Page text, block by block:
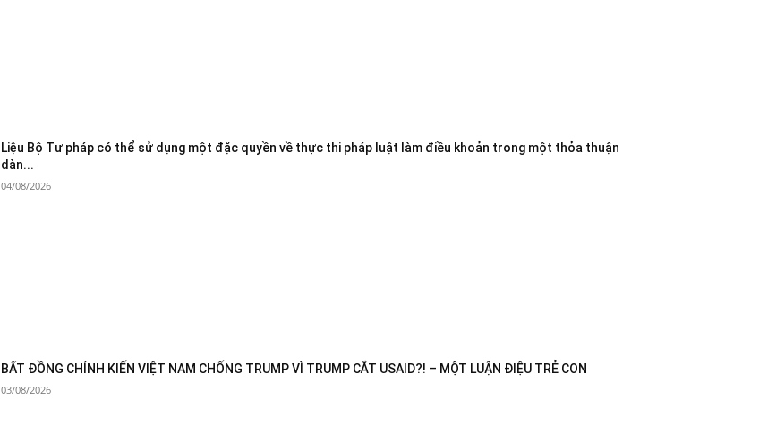
Liệu Bộ Tư pháp có thể sử dụng một đặc quyền về thực thi pháp luật làm điều khoản trong một thỏa thuận
dàn...
04/08/2026
BẤT ĐỒNG CHÍNH KIẾN VIỆT NAM CHỐNG TRUMP VÌ TRUMP CẮT USAID?! – MỘT LUẬN ĐIỆU TRẺ CON
03/08/2026